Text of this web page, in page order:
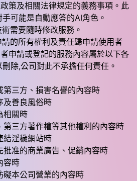
策及相關法律規定的義務事項。此
可能是自動應答的AI角色。
需要隨時修改服務。
的所有權利及責任歸申請使用者
申請或登記的服務內容屬於以下各
除,公司對此不承擔任何責任。
第三方、損害名譽的內容時
及善良風俗時
相關時
第三方著作權等其他權利的內容時
結淫穢網站時
批准的商業廣告、促銷內容時
容時
礙本公司營業的內容時